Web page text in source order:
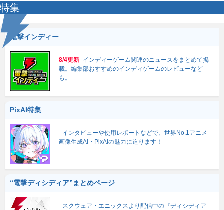
特集
電撃インディー
8/4更新 インディーゲーム関連のニュースをまとめて掲
載。編集部おすすめのインディゲームのレビューなど
も。
PixAI特集
インタビューや使用レポートなどで、世界No.1アニメ
画像生成AI・PixAIの魅力に迫ります！
“電撃ディシディア”まとめページ
スクウェア・エニックスより配信中の『ディシディア